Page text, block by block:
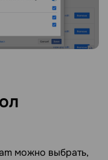
можно выбрать,